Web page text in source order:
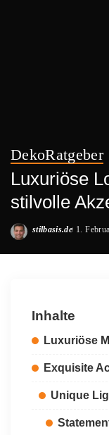
DekoRatgeber
Luxuriöse
stilvolle
Posted
stilbasis.de 1.
Inhalte
Luxuriöse
Exquisite
Unique